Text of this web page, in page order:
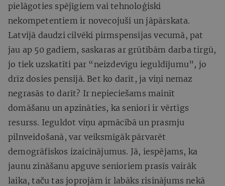
pielāgoties spējīgiem vai tehnoloģiski
nekompetentiem ir novecojuši un jāpārskata.
Latvijā daudzi cilvēki pirmspensijas vecumā, pat
jau ap 50 gadiem, saskaras ar grūtībām darba tirgū,
jo tiek uzskatīti par “neizdevīgu ieguldījumu”, jo
drīz dosies pensijā. Bet ko darīt, ja viņi nemaz
negrasās to darīt? Ir nepieciešams mainīt
domāšanu un apzināties, ka seniori ir vērtīgs
resurss. Ieguldot viņu apmācībā un prasmju
pilnveidošanā, var veiksmīgāk pārvarēt
demogrāfiskos izaicinājumus. Jā, iespējams, ka
jaunu zināšanu apguve senioriem prasīs vairāk
laika, taču tas joprojām ir labāks risinājums nekā